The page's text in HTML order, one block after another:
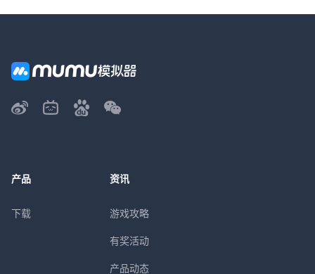
产品
下载
资讯
游戏攻略
有奖活动
产品动态